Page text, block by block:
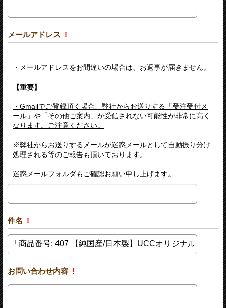
メールアドレス !
・メールアドレスをお間違いの場合は、お返事が届きません。
【重要】
・Gmailでご登録頂く場合、弊社からお送りする「受注受付メ
ール」や「その他ご案内」が受信されない可能性が非常に高く
なります。ご注意ください。
※弊社からお送りするメールが迷惑メールとして自動振り分け
処理される等のご報告も頂いております。
迷惑メールフォルダもご確認お願い申し上げます。
件名 !
お問い合わせ内容 !